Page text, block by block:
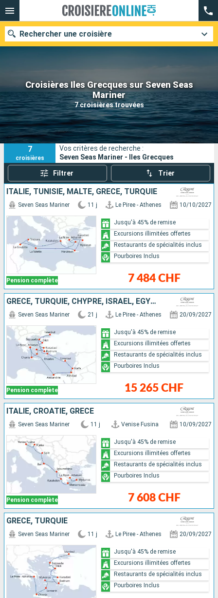
Croisières Iles Grecques sur Seven Seas
Mariner
7 croisières trouvées
Rechercher une croisière
Nos destinations
Mois de départ
Ports Compagnies
Rechercher
7
croisières
Vos critères de recherche :
Seven Seas Mariner - Iles Grecques
Filtrer Trier
ITALIE, TUNISIE, MALTE, GRÈCE, TURQUIE
Pension complète
Seven Seas Mariner 11 j Le Piree - Athenes 10/10/2027
7 484 CHF
Jusqu'à 45% de remise
Excursions illimitées offertes
Restaurants de spécialités inclus
Pourboires Inclus
GRÈCE, TURQUIE, CHYPRE, ISRAËL, EGYPTE
Pension complète
Seven Seas Mariner 21 j Le Piree - Athenes 20/09/2027
15 265 CHF
Jusqu'à 45% de remise
Excursions illimitées offertes
Restaurants de spécialités inclus
Pourboires Inclus
ITALIE, CROATIE, GRÈCE
Pension complète
Seven Seas Mariner 11 j Venise Fusina 10/09/2027
7 608 CHF
Jusqu'à 45% de remise
Excursions illimitées offertes
Restaurants de spécialités inclus
Pourboires Inclus
GRÈCE, TURQUIE
Seven Seas Mariner 11 j Le Piree - Athenes 20/09/2027
Jusqu'à 45% de remise
Excursions illimitées offertes
Restaurants de spécialités inclus
Pourboires Inclus